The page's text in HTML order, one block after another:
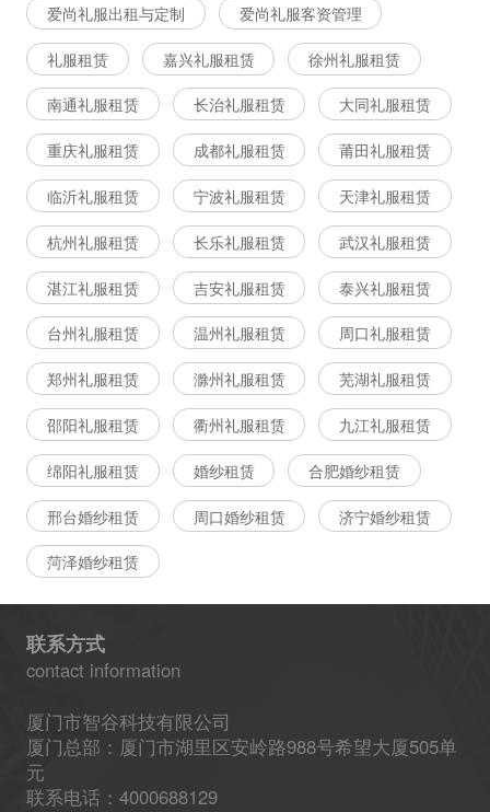
爱尚礼服出租与定制 爱尚礼服客资管理
礼服租赁 嘉兴礼服租赁 徐州礼服租赁
南通礼服租赁 长治礼服租赁 大同礼服租赁
重庆礼服租赁 成都礼服租赁 莆田礼服租赁
临沂礼服租赁 宁波礼服租赁 天津礼服租赁
杭州礼服租赁 长乐礼服租赁 武汉礼服租赁
湛江礼服租赁 吉安礼服租赁 泰兴礼服租赁
台州礼服租赁 温州礼服租赁 周口礼服租赁
郑州礼服租赁 滁州礼服租赁 芜湖礼服租赁
邵阳礼服租赁 衢州礼服租赁 九江礼服租赁
绵阳礼服租赁 婚纱租赁 合肥婚纱租赁
邢台婚纱租赁 周口婚纱租赁 济宁婚纱租赁
菏泽婚纱租赁
联系方式
contact information
厦门市智谷科技有限公司
厦门总部：厦门市湖里区安岭路988号希望大厦505单
元
联系电话：4000688129